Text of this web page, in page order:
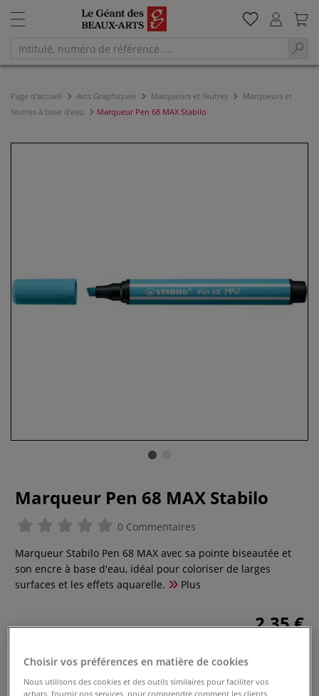
Page d'accueil Arts Graphiques Marqueurs et feutres
Marqueurs et
feutres à base d'eau
Marqueur Pen 68 MAX Stabilo
Marqueur Pen 68 MAX Stabilo
0 Commentaires
Marqueur Stabilo Pen 68 MAX avec sa pointe biseautée et
son encre à base d'eau, idéal pour coloriser de larges
surfaces et les effets aquarelle.
Plus
2,35 €
Choisir vos préférences en matière de cookies
Nous utilisons des cookies et des outils similaires pour faciliter vos
achats, fournir nos services, pour comprendre comment les clients